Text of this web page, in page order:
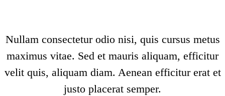
Nullam consectetur odio nisi, quis cursus metus
maximus vitae. Sed et mauris aliquam, efficitur
velit quis, aliquam diam. Aenean efficitur erat et
justo placerat semper.